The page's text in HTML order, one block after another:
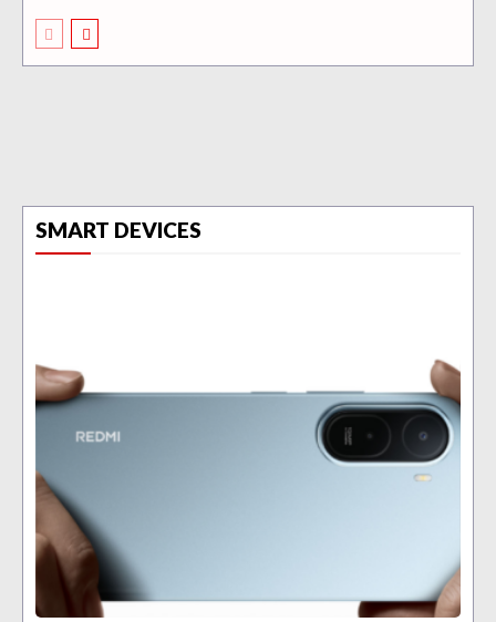
SMART DEVICES